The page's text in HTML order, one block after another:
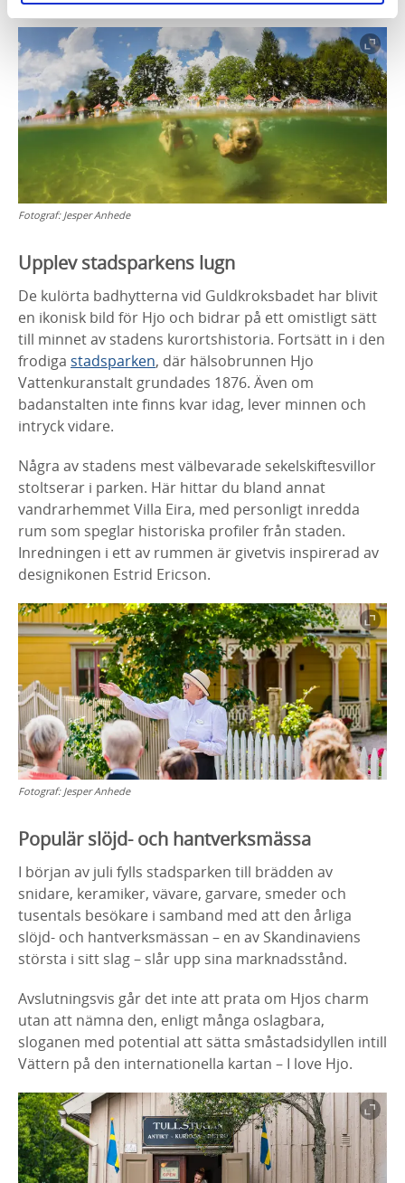
Fotograf: Jesper Anhede
Upplev stadsparkens lugn
De kulörta badhytterna vid Guldkroksbadet har blivit
en ikonisk bild för Hjo och bidrar på ett omistligt sätt
till minnet av stadens kurortshistoria. Fortsätt in i den
frodiga stadsparken, där hälsobrunnen Hjo
Vattenkuranstalt grundades 1876. Även om
badanstalten inte finns kvar idag, lever minnen och
intryck vidare.
Några av stadens mest välbevarade sekelskiftesvillor
stoltserar i parken. Här hittar du bland annat
vandrarhemmet Villa Eira, med personligt inredda
rum som speglar historiska profiler från staden.
Inredningen i ett av rummen är givetvis inspirerad av
designikonen Estrid Ericson.
Fotograf: Jesper Anhede
Populär slöjd- och hantverksmässa
I början av juli fylls stadsparken till brädden av
snidare, keramiker, vävare, garvare, smeder och
tusentals besökare i samband med att den årliga
slöjd- och hantverksmässan – en av Skandinaviens
största i sitt slag – slår upp sina marknadsstånd.
Avslutningsvis går det inte att prata om Hjos charm
utan att nämna den, enligt många oslagbara,
sloganen med potential att sätta småstadsidyllen intill
Vättern på den internationella kartan – I love Hjo.